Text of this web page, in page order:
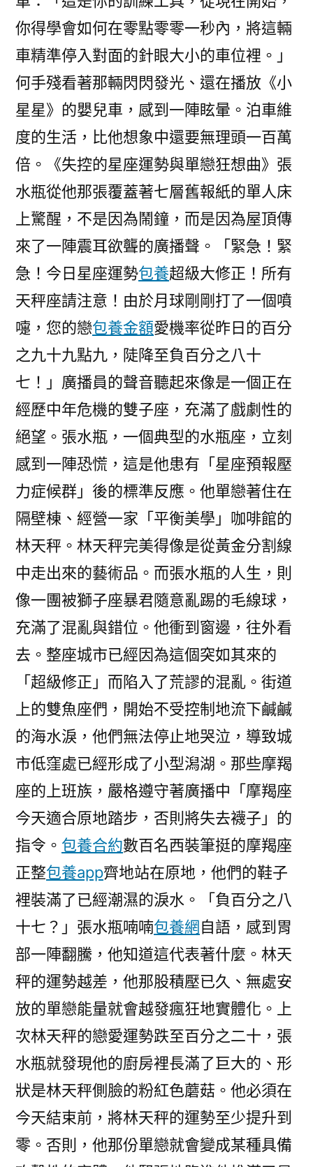
你得學會如何在零點零零一秒內，將這輛
車精準停入對面的針眼大小的車位裡。」
何手殘看著那輛閃閃發光、還在播放《小
星星》的嬰兒車，感到一陣眩暈。泊車維
度的生活，比他想象中還要無理頭一百萬
倍。《失控的星座運勢與單戀狂想曲》張
水瓶從他那張覆蓋著七層舊報紙的單人床
上驚醒，不是因為鬧鐘，而是因為屋頂傳
來了一陣震耳欲聾的廣播聲。「緊急！緊
急！今日星座運勢包養超級大修正！所有
天秤座請注意！由於月球剛剛打了一個噴
嚏，您的戀包養金額愛機率從昨日的百分
之九十九點九，陡降至負百分之八十
七！」廣播員的聲音聽起來像是一個正在
經歷中年危機的雙子座，充滿了戲劇性的
絕望。張水瓶，一個典型的水瓶座，立刻
感到一陣恐慌，這是他患有「星座預報壓
力症候群」後的標準反應。他單戀著住在
隔壁棟、經營一家「平衡美學」咖啡館的
林天秤。林天秤完美得像是從黃金分割線
中走出來的藝術品。而張水瓶的人生，則
像一團被獅子座暴君隨意亂踢的毛線球，
充滿了混亂與錯位。他衝到窗邊，往外看
去。整座城市已經因為這個突如其來的
「超級修正」而陷入了荒謬的混亂。街道
上的雙魚座們，開始不受控制地流下鹹鹹
的海水淚，他們無法停止地哭泣，導致城
市低窪處已經形成了小型潟湖。那些摩羯
座的上班族，嚴格遵守著廣播中「摩羯座
今天適合原地踏步，否則將失去襪子」的
指令。 包養合約數百名西裝筆挺的摩羯座
正整包養app齊地站在原地，他們的鞋子
裡裝滿了已經潮濕的淚水。「負百分之八
十七？」張水瓶喃喃包養網自語，感到胃
部一陣翻騰，他知道這代表著什麼。林天
秤的運勢越差，他那股積壓已久、無處安
放的單戀能量就會越發瘋狂地實體化。上
次林天秤的戀愛運勢跌至百分之二十，張
水瓶就發現他的廚房裡長滿了巨大的、形
狀是林天秤側臉的粉紅色蘑菇。他必須在
今天結束前，將林天秤的運勢至少提升到
零。否則，他那份單戀就會變成某種具備